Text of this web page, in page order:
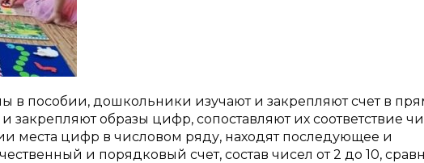
в пособии, дошкольники изучают и закрепляют счет в
закрепляют образы цифр, сопоставляют их соответствие
места цифр в числовом ряду, находят последующее и
и порядковый счет, состав чисел от 2 до 10,